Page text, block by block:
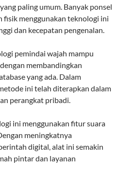
paling umum. Banyak ponsel
fisik menggunakan teknologi ini
dan kecepatan pengenalan.
pemindai wajah mampu
membandingkan
yang ada. Dalam
ini telah diterapkan dalam
perangkat pribadi.
ini menggunakan fitur suara
meningkatnya
digital, alat ini semakin
pintar dan layanan